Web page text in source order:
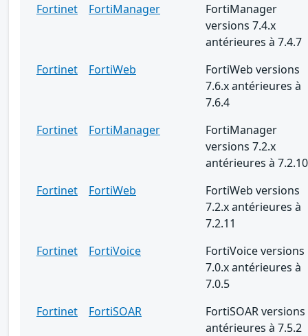
Fortinet
FortiManager
FortiManager
versions 7.4.x
antérieures à 7.4.7
Fortinet
FortiWeb
FortiWeb versions
7.6.x antérieures à
7.6.4
Fortinet
FortiManager
FortiManager
versions 7.2.x
antérieures à 7.2.10
Fortinet
FortiWeb
FortiWeb versions
7.2.x antérieures à
7.2.11
Fortinet
FortiVoice
FortiVoice versions
7.0.x antérieures à
7.0.5
Fortinet
FortiSOAR
FortiSOAR versions
antérieures à 7.5.2